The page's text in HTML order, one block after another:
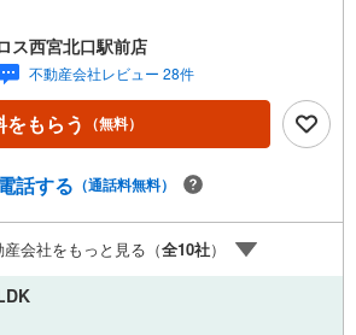
8分でJR「さくら夙川」駅徒歩9分、阪神
13分と3WAYアクセスも可能♪令和8年7月上
ション完了。○センチュリー21アクロスグ
特徴○■センチュリー21グループで28年連続N
～2024年兵庫地区仲介実績） 西宮・尼崎・
て8店舗展開中。阪神間での購入や売却は当店
べて駅前にございますが、お車でのお越しも
います。 地域密着の当店では2000万円台の
万円台の中古マンションを始め多数物件
います。Yahoo！不動産に掲載しきれない物
きます。お気軽にお問合せください。
ス西宮北口駅前店
不動産会社レビュー 28件
をもらう （無料）
話する （通話料無料）
会社をもっと見る（全10社）